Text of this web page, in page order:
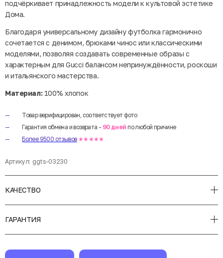
подчёркивает принадлежность модели к культовой эстетике
Дома.
Благодаря универсальному дизайну футболка гармонично
сочетается с денимом, брюками чинос или классическими
моделями, позволяя создавать современные образы с
характерным для Gucci балансом непринуждённости, роскоши
и итальянского мастерства.
Материал: 100% хлопок
Товар верифицирован, соответствует фото
Гарантия обмена и возврата - 90 дней по любой причине
Более 9500 отзывов ★★★★★
Артикул: ggts-03230
КАЧЕСТВО
ГАРАНТИЯ